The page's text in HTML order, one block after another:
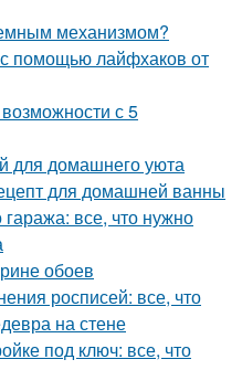
механизмом?
помощью лайфхаков от
с 5
для домашнего уюта
для домашней ванны
все, что нужно
обоев
росписей: все, что
на стене
под ключ: все, что